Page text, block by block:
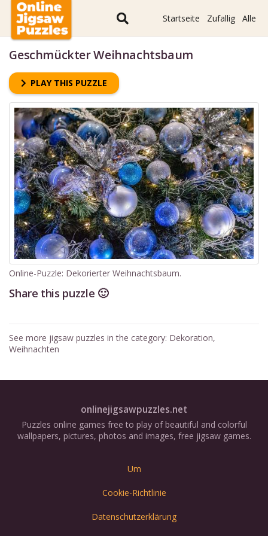
Startseite Zufallig Alle
Geschmückter Weihnachtsbaum
PLAY THIS PUZZLE
Online-Puzzle: Dekorierter Weihnachtsbaum.
Share this puzzle 🙂
See more jigsaw puzzles in the category: Dekoration,
Weihnachten
onlinejigsawpuzzles.net
Puzzles online games free to play of beautiful and colorful
wallpapers, pictures, photos and images, free jigsaw games.
Um
Cookie-Richtlinie
Datenschutzerklärung